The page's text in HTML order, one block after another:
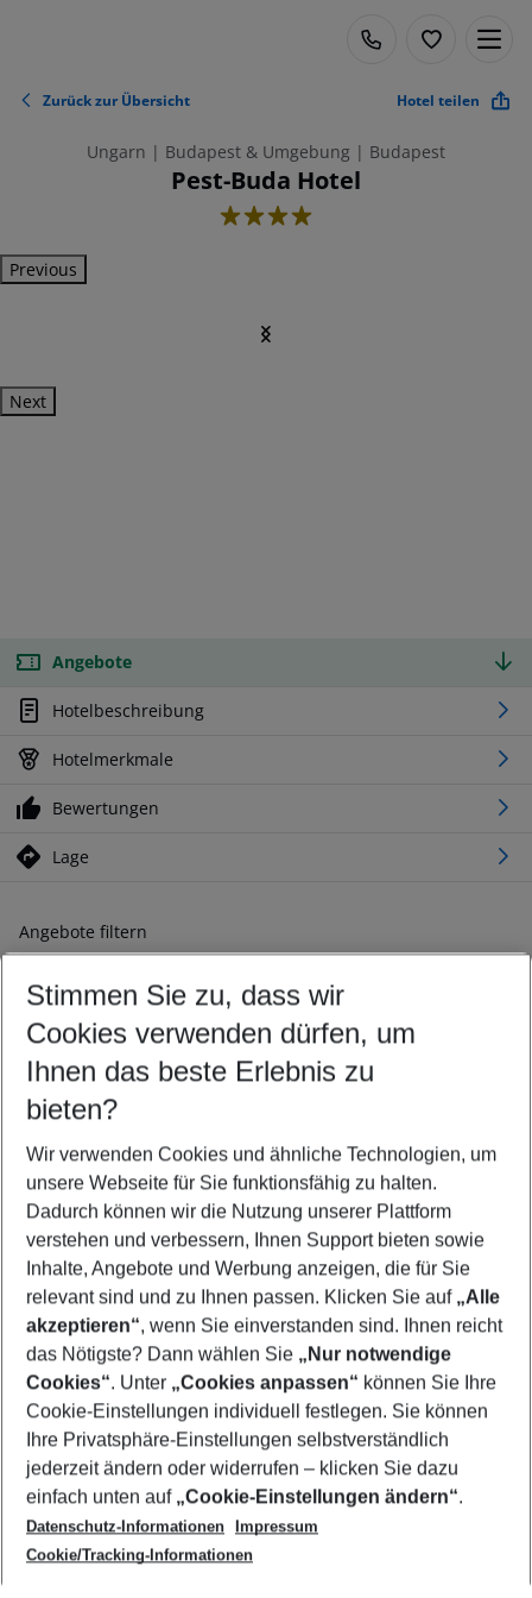
Zurück zur Übersicht Hotel teilen
Ungarn | Budapest & Umgebung | Budapest
Pest-Buda Hotel
4
Previous
Next
Angebote
Hotelbeschreibung
Hotelmerkmale
Bewertungen
Lage
Angebote filtern
Ändern Sie Ihre Kriterien nach Ihren Wünschen
Abflughafen wählen
Beliebiger Abflughafen
Reisezeitraum wählen
09.08.26– 07.08.27 5-8 Nächte
2 Erwachsene Keine Kinder
Mehr Filter anzeigen
Footer
Footer navigation
Über uns
AGB
Cookie-Einstellungen ändern
Cookie-Richtlinie
Datenschutz
Service & Hilfe
Barrierefreies Reisen
Check-in
Folgen Sie uns
Stimmen Sie zu, dass wir
Cookies verwenden dürfen, um
Ihnen das beste Erlebnis zu
bieten?
Wir verwenden Cookies und ähnliche Technologien, um
unsere Webseite für Sie funktionsfähig zu halten.
Dadurch können wir die Nutzung unserer Plattform
verstehen und verbessern, Ihnen Support bieten sowie
Inhalte, Angebote und Werbung anzeigen, die für Sie
relevant sind und zu Ihnen passen. Klicken Sie auf „Alle
akzeptieren“, wenn Sie einverstanden sind. Ihnen reicht
das Nötigste? Dann wählen Sie „Nur notwendige
Cookies“. Unter „Cookies anpassen“ können Sie Ihre
Cookie-Einstellungen individuell festlegen. Sie können
Ihre Privatsphäre-Einstellungen selbstverständlich
jederzeit ändern oder widerrufen – klicken Sie dazu
einfach unten auf „Cookie-Einstellungen ändern“.
Datenschutz-Informationen
Impressum
Cookie/Tracking-Informationen